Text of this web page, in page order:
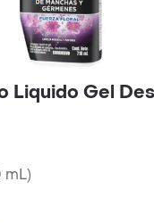
Liquido Gel
mL)